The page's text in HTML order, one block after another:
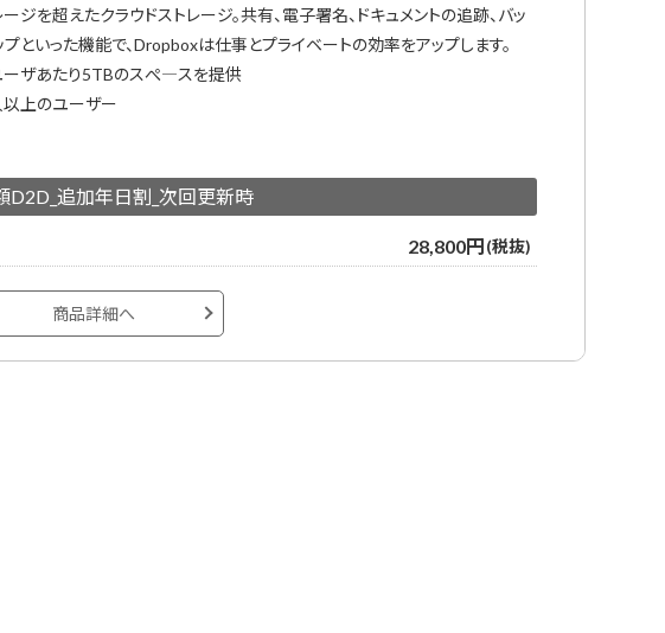
ージを超えたクラウドストレージ。共有、電子署名、ドキュメントの追跡、バッ
プといった機能で、Dropboxは仕事とプライベートの効率をアップします。
ザあたり5TBのスぺ―スを提供
上のユーザー
D2D_追加年日割_次回更新時
28,800円(税抜)
商品詳細へ